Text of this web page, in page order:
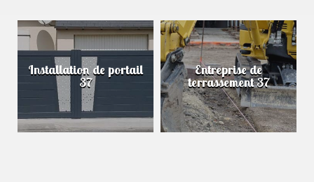
Installation de portail
37
Entreprise de
terrassement 37